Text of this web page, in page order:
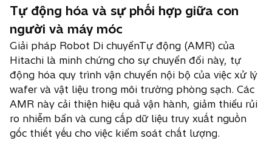
Tự động hóa và sự phối hợp giữa con
người và máy móc
Giải pháp Robot Di chuyểnTự động (AMR) của
Hitachi là minh chứng cho sự chuyển đổi này, tự
động hóa quy trình vận chuyển nội bộ của việc xử lý
wafer và vật liệu trong môi trường phòng sạch. Các
AMR này cải thiện hiệu quả vận hành, giảm thiểu rủi
ro nhiễm bẩn và cung cấp dữ liệu truy xuất nguồn
gốc thiết yếu cho việc kiểm soát chất lượng.